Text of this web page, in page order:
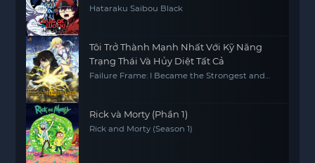
Hataraku Saibou Black
Tôi Trở Thành Mạnh Nhất Với Kỹ Năng
Trạng Thái Và Hủy Diệt Tất Cả
Failure Frame: I Became the Strongest and
Rick và Morty (Phần 1)
Rick and Morty (Season 1)